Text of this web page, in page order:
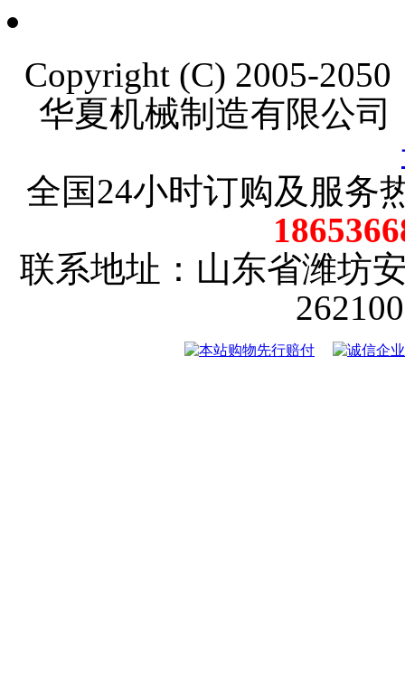
Copyright (C) 2005-
华夏机械制造有限公
全国24小时订购及服务
联系地址：山东省潍坊